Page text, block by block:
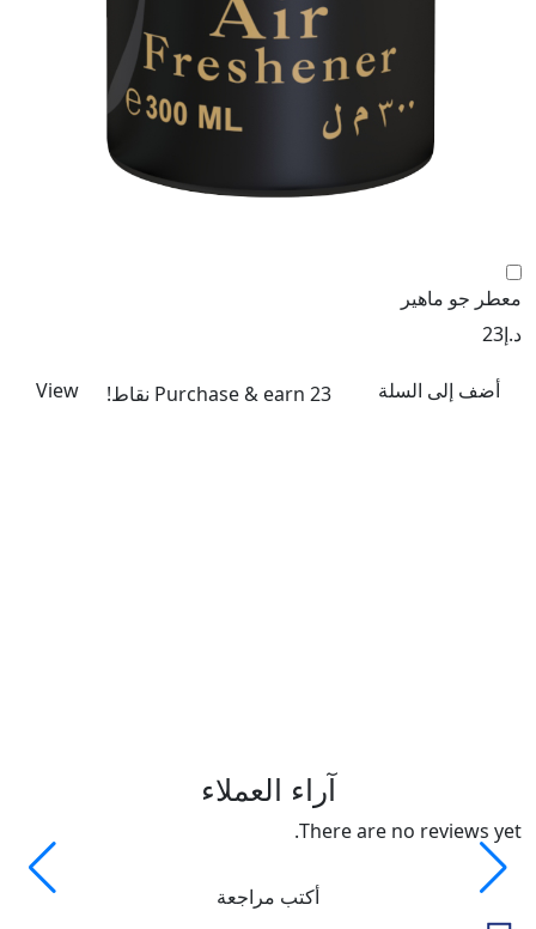
معطر جو ماهير
د.إ23
أضف إلى السلة Purchase & earn 23 نقاط! View
آراء العملاء
There are no reviews yet.
أكتب مراجعة